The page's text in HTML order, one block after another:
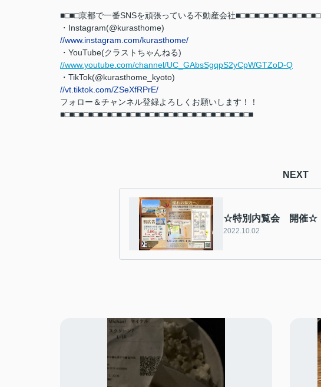
■□■□京都で一番SNSを頑張っている不動産会社■□■□■□■□■□■□■□■□■□
・Instagram(@kurasthome)
//www.instagram.com/kurasthome/
・YouTube(クラストちゃんねる)
//www.youtube.com/channel/UC_GAbsSgqpS2yCpWGTZoD-Q
・TikTok(@kurasthome_kyoto)
//vt.tiktok.com/ZSeXfRPrE/
フォロー＆チャンネル登録よろしくお願いします！！
■□■□■□■□■□■□■□■□■□■□■□■□■□■□■□■□■□■□■□■□■
NEXT
☆特別内覧会 開催☆
2022.10.02